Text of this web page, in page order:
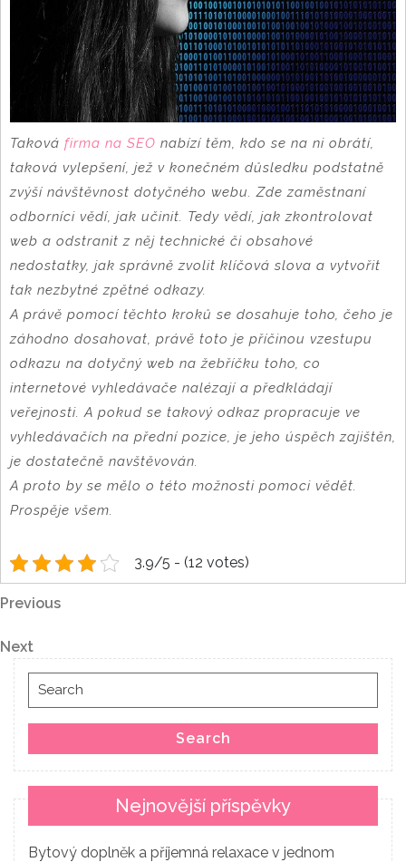
Taková firma na SEO nabízí těm, kdo se na ni obrátí,
taková vylepšení, jež v konečném důsledku podstatně
zvýší návštěvnost dotyčného webu. Zde zaměstnaní
odborníci vědí, jak učinit. Tedy vědí, jak zkontrolovat
web a odstranit z něj technické či obsahové
nedostatky, jak správně zvolit klíčová slova a vytvořit
tak nezbytné zpětné odkazy.
A právě pomocí těchto kroků se dosahuje toho, čeho je
záhodno dosahovat, právě toto je příčinou vzestupu
odkazu na dotyčný web na žebříčku toho, co
internetové vyhledávače nalézají a předkládají
veřejnosti. A pokud se takový odkaz propracuje ve
vyhledávačích na přední pozice, je jeho úspěch zajištěn,
je dostatečně navštěvován.
A proto by se mělo o této možnosti pomoci vědět.
Prospěje všem.
3.9/5 - (12 votes)
Navigace
pro
příspěvek
Previous
Previous
Next
Post
Next
Search
for:
Search
Nejnovější příspěvky
Bytový doplněk a příjemná relaxace v jednom